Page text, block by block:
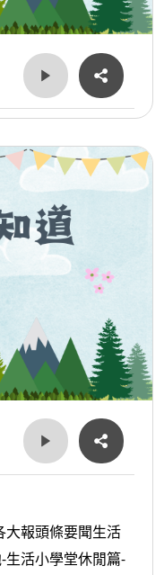
大報頭條要聞生活
生活小學堂休閒篇-